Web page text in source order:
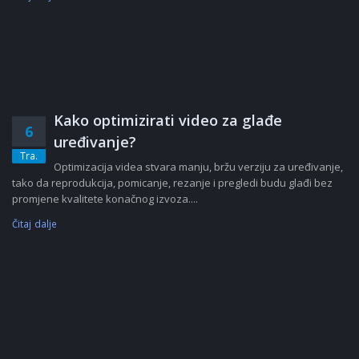
6
Tra.
Kako optimizirati video za glađe
uređivanje?
Optimizacija videa stvara manju, bržu verziju za uređivanje,
tako da reprodukcija, pomicanje, rezanje i pregledi budu glađi bez
promjene kvalitete konačnog izvoza....
Čitaj dalje